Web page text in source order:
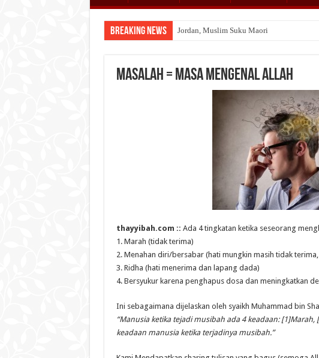
Breaking News Jordan, Muslim Suku Maori
MASALAH = Masa Mengenal Allah
thayyibah.com :: Ada 4 tingkatan ketika seseorang
1. Marah (tidak terima)
2. Menahan diri/bersabar (hati mungkin masih tidak
3. Ridha (hati menerima dan lapang dada)
4. Bersyukur karena penghapus dosa dan meningkatkan
Ini sebagaimana dijelaskan oleh syaikh Muhammad bin
“Manusia ketika tejadi musibah ada 4 keadaan:
keadaan manusia ketika terjadinya musibah.”